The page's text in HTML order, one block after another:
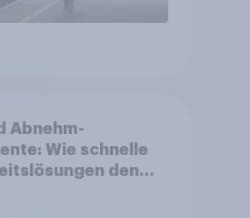
Abnehm-
Wie schnelle
den